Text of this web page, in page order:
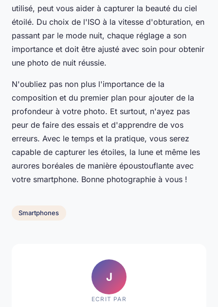
utilisé, peut vous aider à capturer la beauté du ciel
étoilé. Du choix de l'ISO à la vitesse d'obturation, en
passant par le mode nuit, chaque réglage a son
importance et doit être ajusté avec soin pour obtenir
une photo de nuit réussie.
N'oubliez pas non plus l'importance de la
composition et du premier plan pour ajouter de la
profondeur à votre photo. Et surtout, n'ayez pas
peur de faire des essais et d'apprendre de vos
erreurs. Avec le temps et la pratique, vous serez
capable de capturer les étoiles, la lune et même les
aurores boréales de manière époustouflante avec
votre smartphone. Bonne photographie à vous !
Smartphones
J
ECRIT PAR